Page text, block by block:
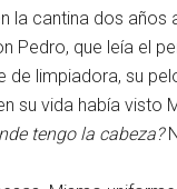
cantina dos
Pedro, que leía el
limpiadora, su
su vida había visto
tengo la cabeza?